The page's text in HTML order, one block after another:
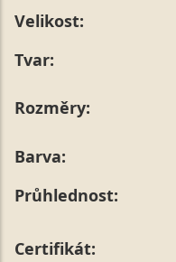
Velikost:
Tvar:
Rozměry:
Barva:
Průhlednost:
Certifikát: